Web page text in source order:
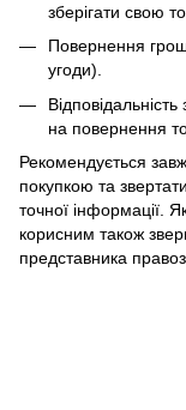
зберігати свою
Повернення
угоди).
на повернення
Рекомендується
покупкою та
точної інформації.
корисним також
представника